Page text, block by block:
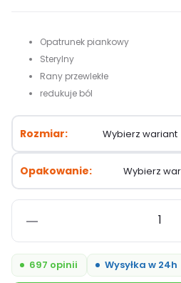
Opatrunek piankowy
Sterylny
Rany przewlekłe
redukuje ból
Rozmiar
Opakowanie
697 opinii Wysyłka w 24h
MEPILEX
opatrunek